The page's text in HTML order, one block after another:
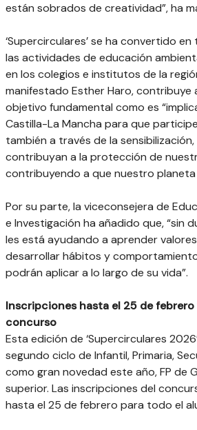
están sobrados de creatividad”, ha
‘Supercirculares’ se ha convertido
las actividades de educación
en los colegios e institutos de la
manifestado Esther Haro, contribuye
objetivo fundamental como es
Castilla-La Mancha para que
también a través de la
contribuyan a la protección de
contribuyendo a que nuestro planeta
Por su parte, la viceconsejera de
e Investigación ha añadido que, “sin
les está ayudando a aprender
desarrollar hábitos y
podrán aplicar a lo largo de su vida”.
Inscripciones hasta el 25 de
concurso
Esta edición de ‘Supercirculares
segundo ciclo de Infantil, Primaria,
como gran novedad este año, FP de
superior. Las inscripciones del
hasta el 25 de febrero para todo el